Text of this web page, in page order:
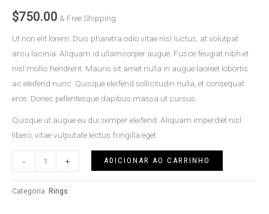
$750.00 & Free Shipping
Ut non elit lorem. Duis pharetra odio vitae nisl luctus, at volutpat
arcu lacinia. Aliquam id ullamcorper augue. Fusce feugiat nibh et
nisl mollis hendrerit. Mauris sit amet nulla in augue laoreet lobortis
ac eleifend nunc. Quisque eleifend sollicitudin nulla, et consequat
eros. Donec pellentesque dapibus massa ut cursus.
Quisque ut augue eu dui semper eleifend. Aliquam imperdiet nisl
libero, vitae vulputate lectus fringilla eget.
- + ADICIONAR AO CARRINHO
Categoria: Rings